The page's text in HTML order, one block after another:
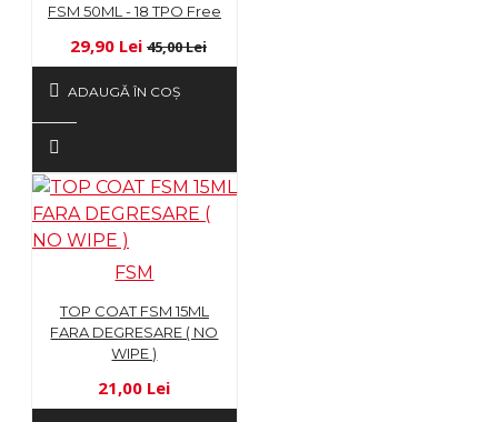
FSM 50ML - 18 TPO Free
29,90 Lei 45,00 Lei
ADAUGĂ ÎN COŞ
FSM
TOP COAT FSM 15ML
FARA DEGRESARE ( NO
WIPE )
21,00 Lei